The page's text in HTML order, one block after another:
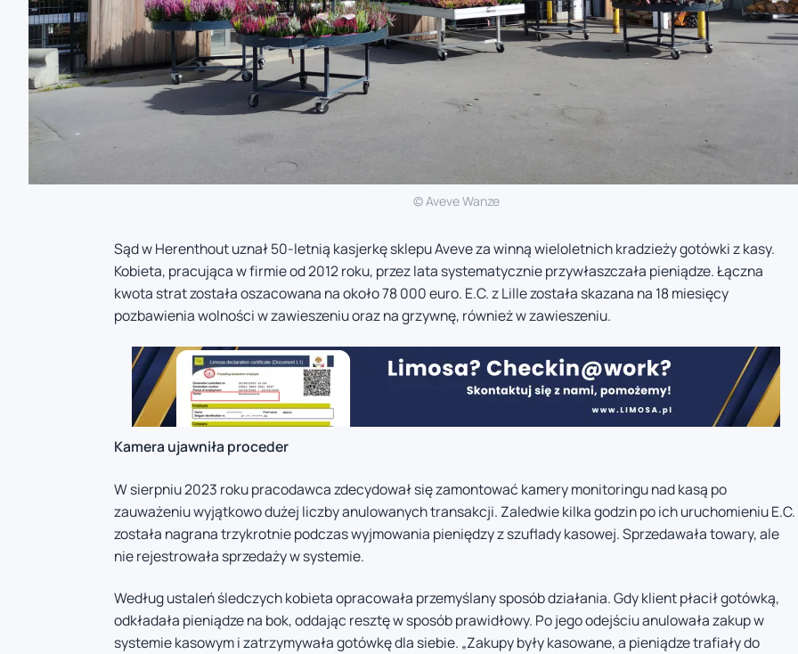
© Aveve Wanze
Sąd w Herenthout uznał 50-letnią kasjerkę sklepu Aveve za winną wieloletnich kradzieży gotówki z kasy.
Kobieta, pracująca w firmie od 2012 roku, przez lata systematycznie przywłaszczała pieniądze. Łączna
kwota strat została oszacowana na około 78 000 euro. E.C. z Lille została skazana na 18 miesięcy
pozbawienia wolności w zawieszeniu oraz na grzywnę, również w zawieszeniu.
Kamera ujawniła proceder
W sierpniu 2023 roku pracodawca zdecydował się zamontować kamery monitoringu nad kasą po
zauważeniu wyjątkowo dużej liczby anulowanych transakcji. Zaledwie kilka godzin po ich uruchomieniu E.C.
została nagrana trzykrotnie podczas wyjmowania pieniędzy z szuflady kasowej. Sprzedawała towary, ale
nie rejestrowała sprzedaży w systemie.
Według ustaleń śledczych kobieta opracowała przemyślany sposób działania. Gdy klient płacił gotówką,
odkładała pieniądze na bok, oddając resztę w sposób prawidłowy. Po jego odejściu anulowała zakup w
systemie kasowym i zatrzymywała gotówkę dla siebie. „Zakupy były kasowane, a pieniądze trafiały do